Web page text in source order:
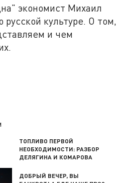
экономист Михаил
русской культуре. О том,
и чем
ТОПЛИВО ПЕРВОЙ
НЕОБХОДИМОСТИ: РАЗБОР
ДЕЛЯГИНА И КОМАРОВА
ДОБРЫЙ ВЕЧЕР, ВЫ